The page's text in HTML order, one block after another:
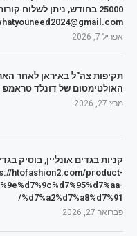
25000 בחודש, ניתן לשלוח
אפריל 7, 2026
תקיפות צה"ל באיראן לאחר
האולטימטום של דונלד טראמפ
מרץ 27, 2026
קניות בגדים אונליין, בוטיק
htofashion2.com/product-
%d7%a2%d7%a8%d7%91/
פברואר 27, 2026